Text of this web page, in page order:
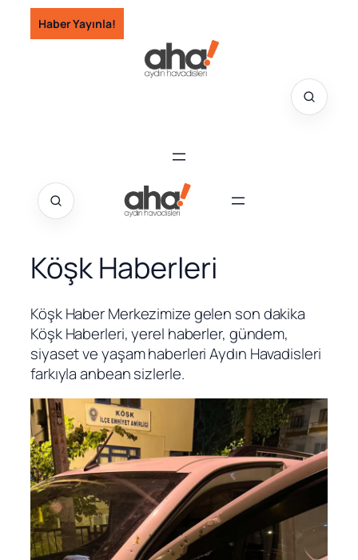
İçeriğe
geç
Haber Yayınla!
Köşk Haberleri
Köşk Haber Merkezimize gelen son dakika
Köşk Haberleri, yerel haberler, gündem,
siyaset ve yaşam haberleri Aydın Havadisleri
farkıyla anbean sizlerle.